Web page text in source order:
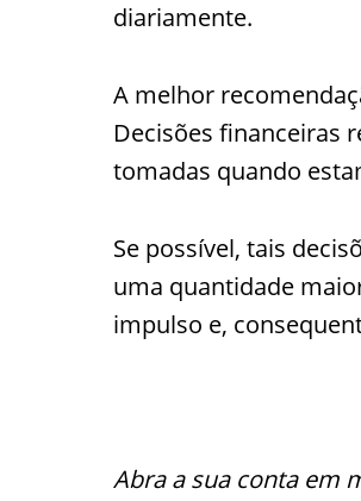
diariamente.
A melhor
Decisões financeiras
tomadas quando
Se possível, tais
uma quantidade
impulso e,
Abra a sua conta em